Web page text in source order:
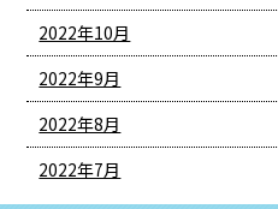
2022年10月
2022年9月
2022年8月
2022年7月